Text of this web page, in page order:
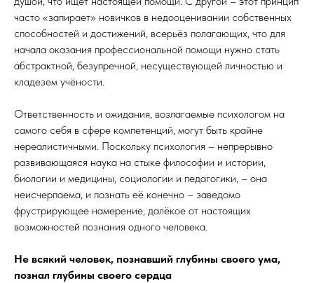
часто «запирает» новичков в недооценивании собственных
способностей и достижений, всерьёз полагающих, что для
начала оказания профессиональной помощи нужно стать
абстрактной, безупречной, несуществующей личностью и
кладезем учёности.
Ответственность и ожидания, возлагаемые психологом на
самого себя в сфере компетенций, могут быть крайне
нереалистичными. Поскольку психология – непрерывно
развивающаяся наука на стыке философии и истории,
биологии и медицины, социологии и педагогики, – она
неисчерпаема, и познать её конечно – заведомо
фрустрирующее намерение, далёкое от настоящих
возможностей познания одного человека.
Не всякий человек, познавший глубины своего ума,
познал глубины своего сердца